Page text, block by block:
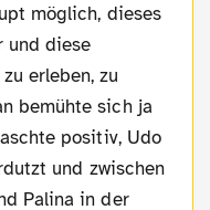
möglich, dieses
und diese
erleben, zu
bemühte sich ja
positiv, Udo
und zwischen
Palina in der